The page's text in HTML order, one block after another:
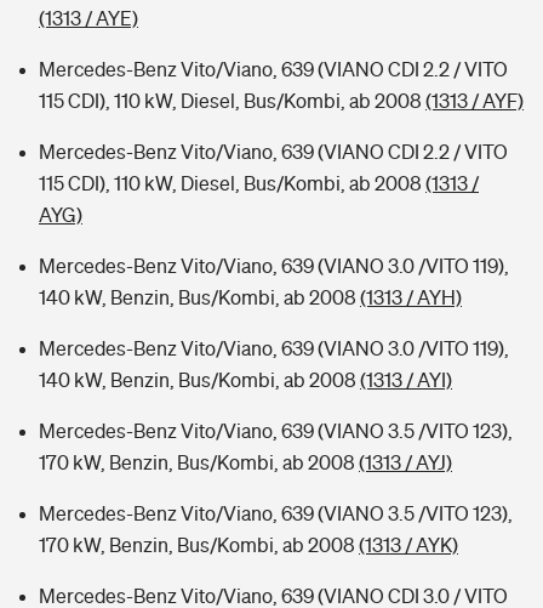
(1313 / AYE)
Mercedes-Benz Vito/Viano, 639 (VIANO CDI 2.2 / VITO
115 CDI), 110 kW, Diesel, Bus/Kombi, ab 2008 (1313 / AYF)
Mercedes-Benz Vito/Viano, 639 (VIANO CDI 2.2 / VITO
115 CDI), 110 kW, Diesel, Bus/Kombi, ab 2008 (1313 /
AYG)
Mercedes-Benz Vito/Viano, 639 (VIANO 3.0 /VITO 119),
140 kW, Benzin, Bus/Kombi, ab 2008 (1313 / AYH)
Mercedes-Benz Vito/Viano, 639 (VIANO 3.0 /VITO 119),
140 kW, Benzin, Bus/Kombi, ab 2008 (1313 / AYI)
Mercedes-Benz Vito/Viano, 639 (VIANO 3.5 /VITO 123),
170 kW, Benzin, Bus/Kombi, ab 2008 (1313 / AYJ)
Mercedes-Benz Vito/Viano, 639 (VIANO 3.5 /VITO 123),
170 kW, Benzin, Bus/Kombi, ab 2008 (1313 / AYK)
Mercedes-Benz Vito/Viano, 639 (VIANO CDI 3.0 / VITO